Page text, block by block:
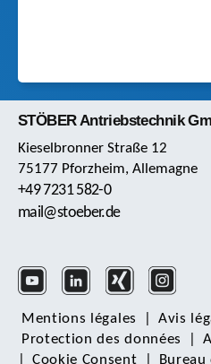
STÖBER Antriebstechnik
Kieselbronner Straße 12
75177 Pforzheim, Allemagne
+49 7231 582-0
mail@stoeber.de
Mentions légales Avis
Protection des données
Cookie Consent